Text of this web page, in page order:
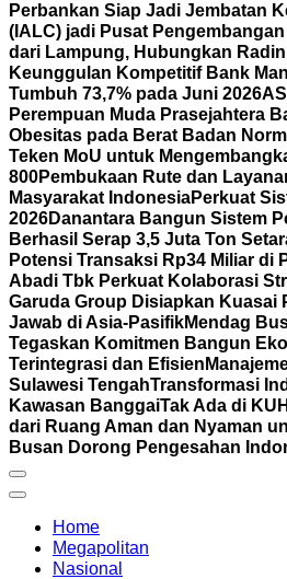
Perbankan Siap Jadi Jembatan
(IALC) jadi Pusat
dari Lampung, Hubungkan
Keunggulan Kompetitif Bank
Tumbuh 73,7% pada Juni 2026
Perempuan Muda Prasejahtera
Obesitas pada Berat Badan
Teken MoU untuk
800Pembukaan Rute dan
Masyarakat IndonesiaPerkuat
2026Danantara Bangun Sistem
Berhasil Serap 3,5 Juta Ton
Potensi Transaksi Rp34 Miliar di
Abadi Tbk Perkuat Kolaborasi
Garuda Group Disiapkan Kuasai
Jawab di Asia-PasifikMendag
Tegaskan Komitmen Bangun
Terintegrasi dan Efisien
Sulawesi TengahTransformasi
Kawasan BanggaiTak Ada di
dari Ruang Aman dan Nyaman
Busan Dorong Pengesahan
Home
Megapolitan
Nasional